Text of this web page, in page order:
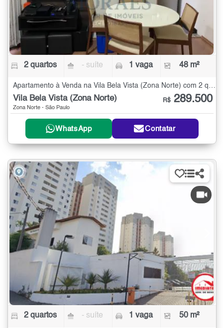
2 quartos - suíte 1 vaga 48 m²
Apartamento à Venda na Vila Bela Vista (Zona Norte) com 2 quartos - 48 m²
Vila Bela Vista (Zona Norte)
Zona Norte - São Paulo
R$ 289.500
WhatsApp Contatar
2 quartos - suíte 1 vaga 50 m²